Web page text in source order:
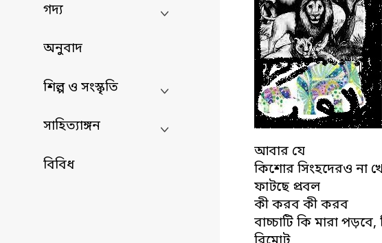
গদ্য
অনুবাদ
শিল্প ও সংস্কৃতি
সাহিত্যাঙ্গন
বিবিধ
আবার যে
কিশোর সিংহদেরও না
ফাটছে প্রবল
কী করব কী করব
বাচ্চাটি কি মারা